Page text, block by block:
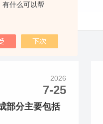
有什么可以帮
2026
7-25
部分主要包括